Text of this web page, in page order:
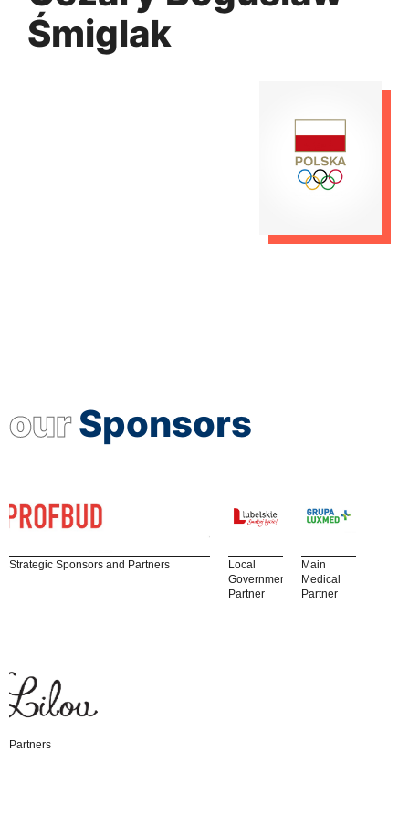
Śmiglak
ourSponsors
Strategic Sponsors and Partners
Local
Government
Partner
Main
Medical
Partner
Partners